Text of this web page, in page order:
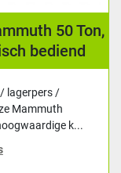
50 Ton,
bediend
lagerpers /
Mammuth
k...